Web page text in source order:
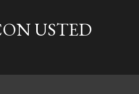
USTED